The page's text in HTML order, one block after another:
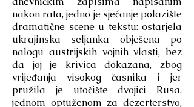
nakon rata, jedno je sjećanje polazište
dramatične scene u tekstu: ostarjela
ukrajinska seljanka obješena po
nalogu austrijskih vojnih vlasti, bez
da joj je krivica dokazana, zbog
vrijeđanja visokog časnika i jer
pružila je utočište dvojici Rusa,
jednom optuženom za dezerterstvo,